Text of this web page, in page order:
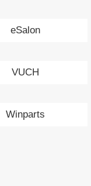
eSalon
VUCH
Winparts